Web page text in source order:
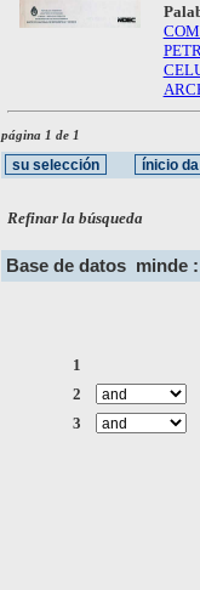
página 1 de 1
Refinar la búsqueda
Base de datos minde
1
2
3